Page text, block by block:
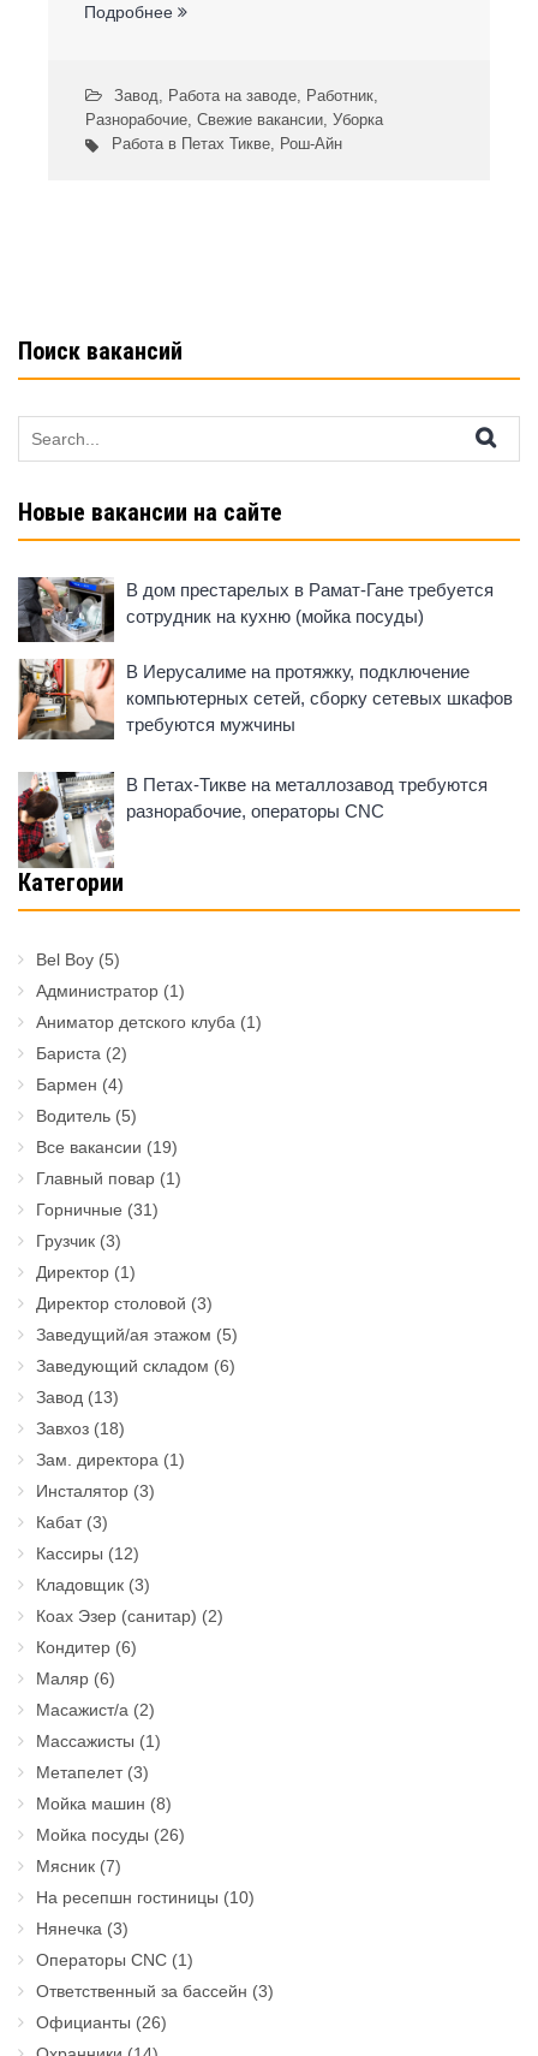
Подробнее
Завод Работа на заводе, Работник,
Разнорабочие, Свежие вакансии, Уборка
Работа в Петах Тикве, Рош-Айн
Поиск вакансий
for:
Новые вакансии на сайте
В дом престарелых в Рамат-Гане требуется
сотрудник на кухню (мойка посуды)
В Иерусалиме на протяжку, подключение
компьютерных сетей, сборку сетевых шкафов
требуются мужчины
В Петах-Тикве на металлозавод требуются
разнорабочие, операторы CNC
Категории
Bel Boy (5)
Администратор (1)
Аниматор детского клуба (1)
Бариста (2)
Бармен (4)
Водитель (5)
Все вакансии (19)
Главный повар (1)
Горничные (31)
Грузчик (3)
Директор (1)
Директор столовой (3)
Заведущий/ая этажом (5)
Заведующий складом (6)
Завод (13)
Завхоз (18)
Зам. директора (1)
Инсталятор (3)
Кабат(3)
Кассиры (12)
Кладовщик (3)
Коах Эзер (санитар) (2)
Кондитер (6)
Маляр (6)
Масажист/а (2)
Массажисты (1)
Метапелет(3)
Мойка машин (8)
Мойка посуды (26)
Мясник (7)
На ресепшн гостиницы (10)
Нянечка (3)
Операторы CNC (1)
Ответственный за бассейн (3)
Официанты (26)